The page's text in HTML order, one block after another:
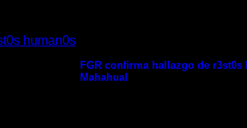
FGR confirma hallazgo de r3st0s
Mahahual